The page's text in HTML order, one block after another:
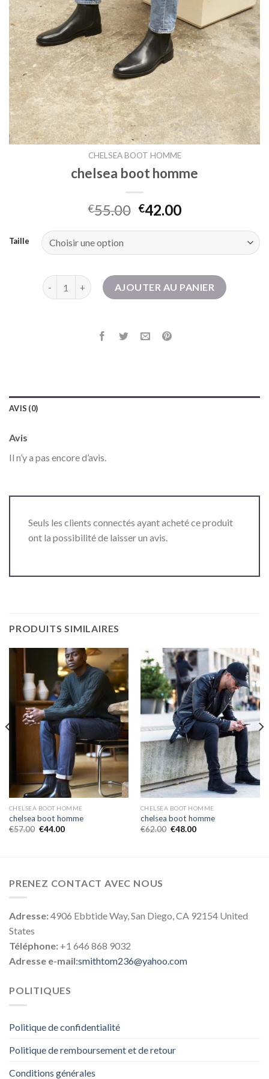
CHELSEA BOOT HOMME
chelsea boot homme
€55.00 €42.00
Taille
quantité de chelsea boot homme
AJOUTER AU PANIER
AVIS (0)
Avis
Il n’y a pas encore d’avis.
Seuls les clients connectés ayant acheté ce produit
ont la possibilité de laisser un avis.
PRODUITS SIMILAIRES
CHELSEA BOOT HOMME
chelsea boot homme
€57.00 €44.00
CHELSEA BOOT HOMME
chelsea boot homme
€62.00 €48.00
PRENEZ CONTACT AVEC NOUS
Adresse:4906 Ebbtide Way, San Diego, CA 92154 United
States
Téléphone: +1 646 868 9032
Adresse e-mail:smithtom236@yahoo.com
POLITIQUES
Politique de confidentialité
Politique de remboursement et de retour
Conditions générales